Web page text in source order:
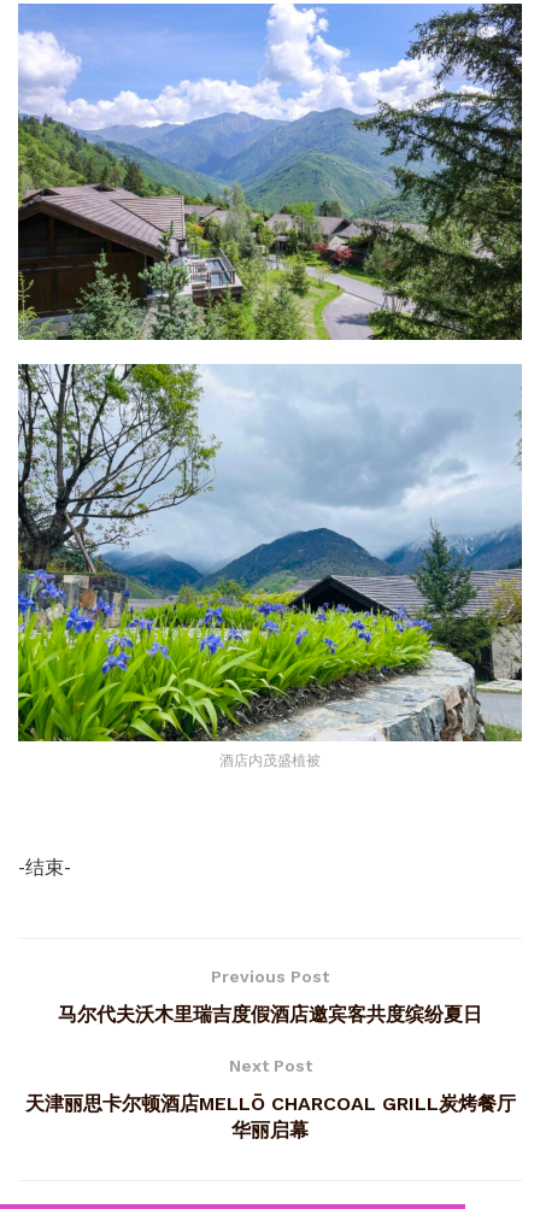
酒店内茂盛植被
-结束-
Previous Post
马尔代夫沃木里瑞吉度假酒店邀宾客共度缤纷夏日
Next Post
天津丽思卡尔顿酒店MELLŌ CHARCOAL GRILL炭烤餐厅
华丽启幕